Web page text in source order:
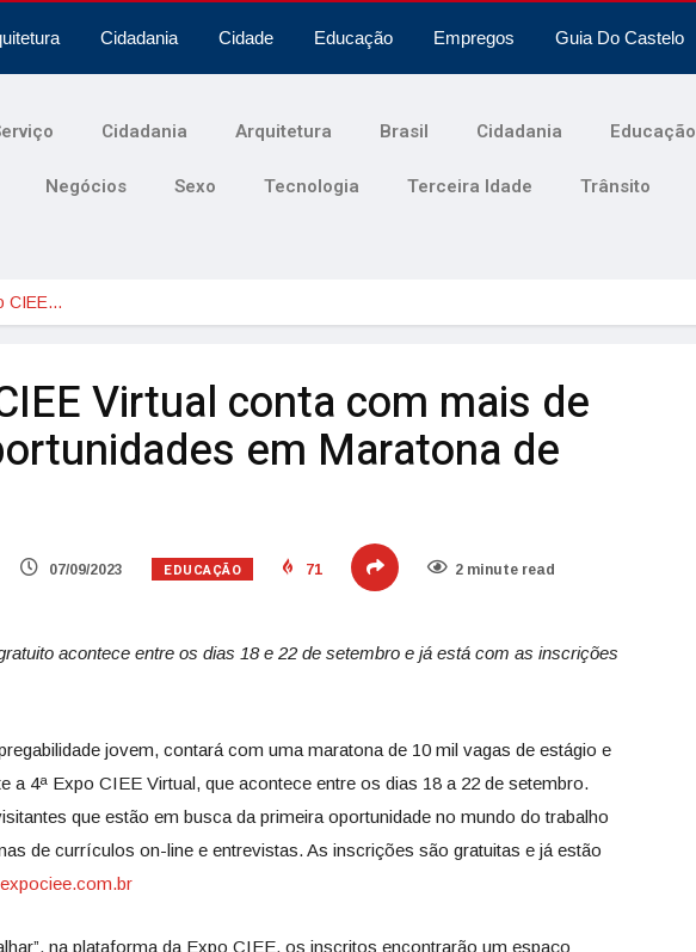
Cidadania Cidade Educação Empregos Guia Do Castelo
Cidadania Arquitetura Brasil Cidadania Educação
Negócios Sexo Tecnologia Terceira Idade Trânsito
CIEE…
Virtual conta com mais de
em Maratona de
07/09/2023 EDUCAÇÃO 71 2 minute read
acontece entre os dias 18 e 22 de setembro e já está com as inscrições
jovem, contará com uma maratona de 10 mil vagas de estágio e
a 4ª Expo CIEE Virtual, que acontece entre os dias 18 a 22 de setembro.
que estão em busca da primeira oportunidade no mundo do trabalho
de currículos on-line e entrevistas. As inscrições são gratuitas e já estão
na plataforma da Expo CIEE, os inscritos encontrarão um espaço